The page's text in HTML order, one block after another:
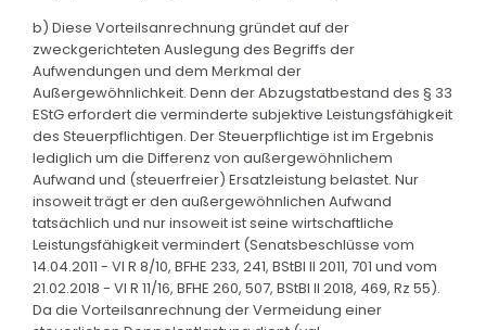
b) Diese Vorteilsanrechnung gründet auf der
zweckgerichteten Auslegung des Begriffs der
Aufwendungen und dem Merkmal der
Außergewöhnlichkeit. Denn der Abzugstatbestand des § 33
EStG erfordert die verminderte subjektive Leistungsfähigkeit
des Steuerpflichtigen. Der Steuerpflichtige ist im Ergebnis
lediglich um die Differenz von außergewöhnlichem
Aufwand und (steuerfreier) Ersatzleistung belastet. Nur
insoweit trägt er den außergewöhnlichen Aufwand
tatsächlich und nur insoweit ist seine wirtschaftliche
Leistungsfähigkeit vermindert (Senatsbeschlüsse vom
14.04.2011 - VI R 8/10, BFHE 233, 241, BStBl II 2011, 701 und vom
21.02.2018 - VI R 11/16, BFHE 260, 507, BStBl II 2018, 469, Rz 55).
Da die Vorteilsanrechnung der Vermeidung einer